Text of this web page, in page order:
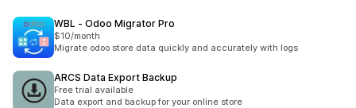
WBL ‑ Odoo Migrator Pro
$10/month
Migrate odoo store data quickly and accurately with logs
ARCS Data Export Backup
Free trial available
Data export and backup for your online store